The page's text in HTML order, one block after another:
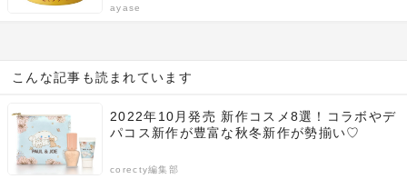
ayase
こんな記事も読まれています
2022年10月発売 新作コスメ8選！コラボやデ
パコス新作が豊富な秋冬新作が勢揃い♡
corecty編集部